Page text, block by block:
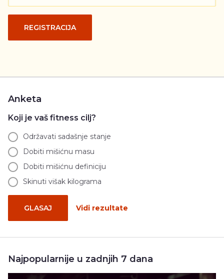
REGISTRACIJA
Anketa
Koji je vaš fitness cilj?
Održavati sadašnje stanje
Dobiti mišićnu masu
Dobiti mišićnu definiciju
Skinuti višak kilograma
GLASAJ Vidi rezultate
Najpopularnije u zadnjih 7 dana